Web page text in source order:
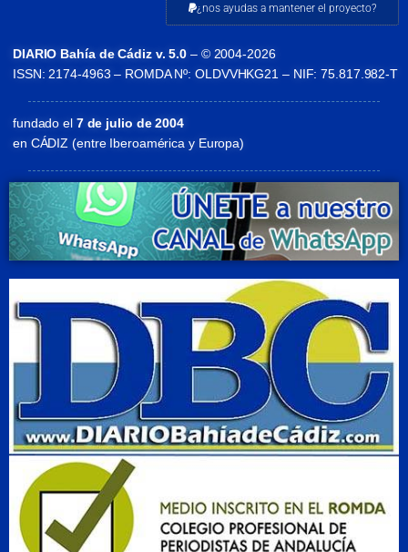
¿nos ayudas a mantener el proyecto?
DIARIO Bahía de Cádiz v. 5.0 – © 2004-2026
ISSN: 2174-4963 – ROMDA Nº: OLDVVHKG21 – NIF: 75.817.982-T
fundado el7 de julio de 2004
en CÁDIZ (entre Iberoamérica y Europa)